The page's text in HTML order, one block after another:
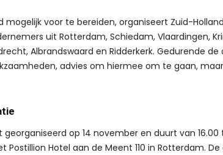
mogelijk voor te bereiden, organiseert Zuid-
uit Rotterdam, Schiedam, Vlaardingen,
Albrandswaard en Ridderkerk. Gedurende
advies om hiermee om te gaan,
op 14 november en duurt van
Postillion Hotel aan de Meent 110 in Rotterdam.